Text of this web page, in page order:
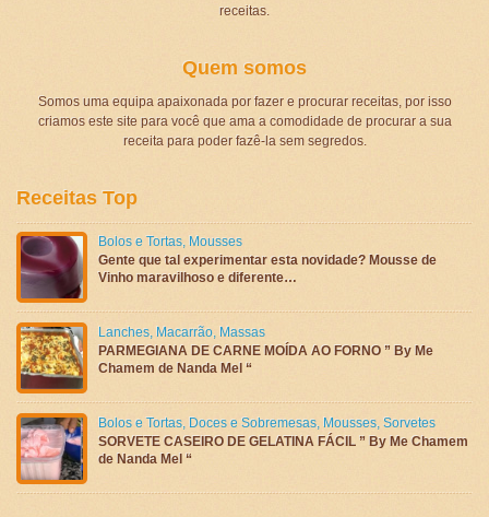
receitas.
Quem somos
Somos uma equipa apaixonada por fazer e procurar receitas, por isso
criamos este site para você que ama a comodidade de procurar a sua
receita para poder fazê-la sem segredos.
Receitas Top
Bolos e Tortas, Mousses
Gente que tal experimentar esta novidade? Mousse de
Vinho maravilhoso e diferente…
Lanches, Macarrão, Massas
PARMEGIANA DE CARNE MOÍDA AO FORNO ” By Me
Chamem de Nanda Mel “
Bolos e Tortas, Doces e Sobremesas, Mousses, Sorvetes
SORVETE CASEIRO DE GELATINA FÁCIL ” By Me Chamem
de Nanda Mel “